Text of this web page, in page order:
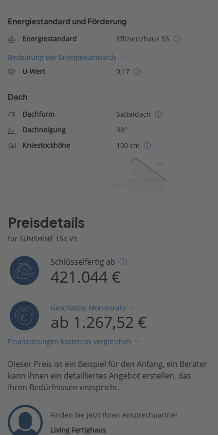
Energiestandard und Förderung
Energiestandard
Effizienzhaus 55
Bedeutung der Energiestandards
U-Wert
0,17
Dach
Dachform
Satteldach
Dachneigung
38°
Kniestockhöhe
100 cm
Preisdetails
für SUNSHINE 154 V3
Schlüsselfertig ab
421.044 €
Geschätzte Monatsrate
ab 1.267,52 €
Finanzierungen kostenlos vergleichen
Dieser Preis ist ein Beispiel für den Anfang, ein Berater
kann Ihnen ein detailliertes Angebot erstellen, das
Ihren Bedürfnissen entspricht.
Finden Sie jetzt Ihren Ansprechpartner
Living Fertighaus